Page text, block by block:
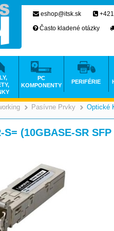
>
Pasívne Prvky Optické
S= (10GBASE-SR
eshop@itsk.sk
Často kladené otázky
PC
KOMPONENTY
PERIFÉRIE